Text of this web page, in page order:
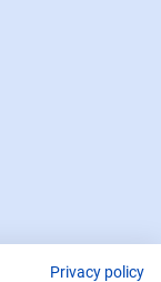
Privacy policy